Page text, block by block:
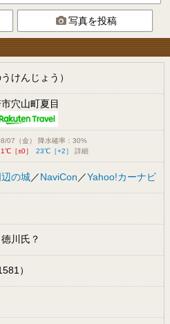
写真を投稿
けんじょう）
穴山町夏目
07（金） 降水確率：30%
［±0］
23℃［+2］ 詳細
辺の城／NaviCon ／Yahoo!カーナビ
川氏？
）